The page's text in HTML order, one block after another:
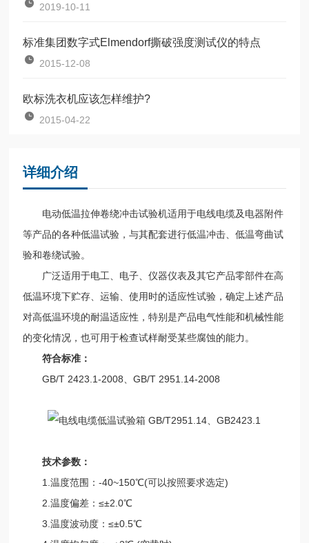
2019-10-11
标准集团数字式Elmendorf撕破强度测试仪的特点
2015-12-08
欧标洗衣机应该怎样维护?
2015-04-22
详细介绍
电动低温拉伸卷绕冲击试验机适用于电线电缆及电器附件
等产品的各种低温试验，与其配套进行低温冲击、低温弯曲试
验和卷绕试验。
广泛适用于电工、电子、仪器仪表及其它产品零部件在高
低温环境下贮存、运输、使用时的适应性试验，确定上述产品
对高低温环境的耐温适应性，特别是产品电气性能和机械性能
的变化情况，也可用于检查试样耐受某些腐蚀的能力。
符合标准：
GB/T 2423.1-2008、GB/T 2951.14-2008
技术参数：
1.温度范围：-40~150℃(可以按照要求选定)
2.温度偏差：≤±2.0℃
3.温度波动度：≤±0.5℃